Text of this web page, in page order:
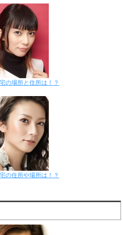
の場所と住所は！？
の住所や場所は！？